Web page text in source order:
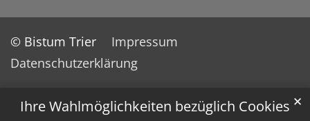
Ihre Wahlmöglichkeiten bezüglich Cookies ✕
© Bistum Trier
Impressum
Datenschutzerklärung